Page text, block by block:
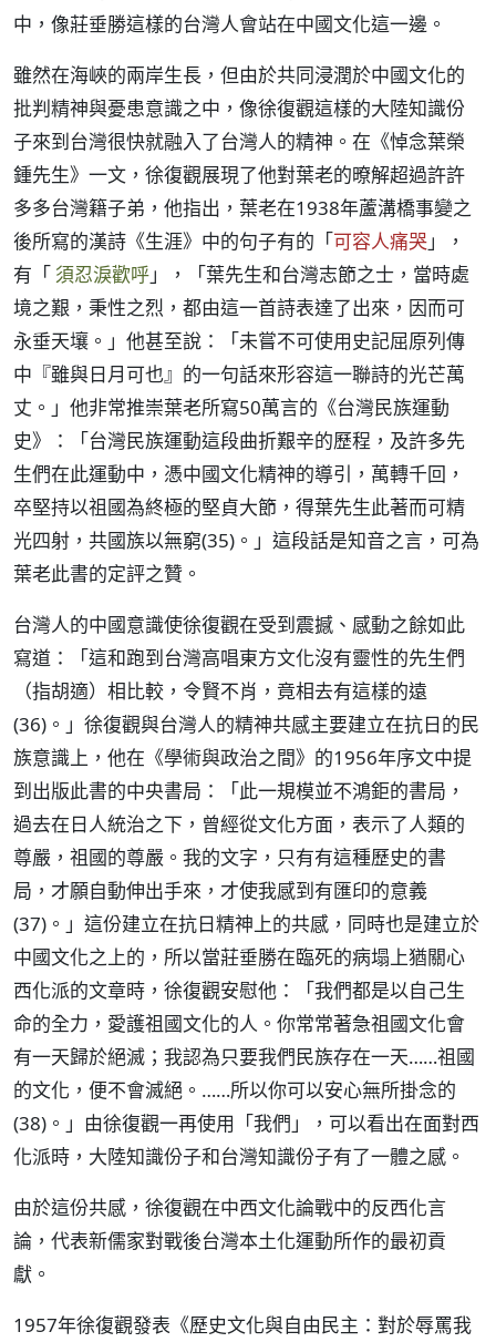
中，像莊垂勝這樣的台灣人會站在中國文化這一邊。
雖然在海峽的兩岸生長，但由於共同浸潤於中國文化的
批判精神與憂患意識之中，像徐復觀這樣的大陸知識份
子來到台灣很快就融入了台灣人的精神。在《悼念葉榮
鍾先生》一文，徐復觀展現了他對葉老的暸解超過許許
多多台灣籍子弟，他指出，葉老在1938年蘆溝橋事變之
後所寫的漢詩《生涯》中的句子有的「可容人痛哭」，
有「 須忍淚歡呼」，「葉先生和台灣志節之士，當時處
境之艱，秉性之烈，都由這一首詩表達了出來，因而可
永垂天壤。」他甚至說：「未嘗不可使用史記屈原列傳
中『雖與日月可也』的一句話來形容這一聯詩的光芒萬
丈。」他非常推崇葉老所寫50萬言的《台灣民族運動
史》：「台灣民族運動這段曲折艱辛的歷程，及許多先
生們在此運動中，憑中國文化精神的導引，萬轉千回，
卒堅持以祖國為終極的堅貞大節，得葉先生此著而可精
光四射，共國族以無窮(35)。」這段話是知音之言，可為
葉老此書的定評之贊。
台灣人的中國意識使徐復觀在受到震撼、感動之餘如此
寫道：「這和跑到台灣高唱東方文化沒有靈性的先生們
（指胡適）相比較，令賢不肖，竟相去有這樣的遠
(36)。」徐復觀與台灣人的精神共感主要建立在抗日的民
族意識上，他在《學術與政治之間》的1956年序文中提
到出版此書的中央書局：「此一規模並不鴻鉅的書局，
過去在日人統治之下，曾經從文化方面，表示了人類的
尊嚴，祖國的尊嚴。我的文字，只有有這種歷史的書
局，才願自動伸出手來，才使我感到有匯印的意義
(37)。」這份建立在抗日精神上的共感，同時也是建立於
中國文化之上的，所以當莊垂勝在臨死的病塌上猶關心
西化派的文章時，徐復觀安慰他：「我們都是以自己生
命的全力，愛護祖國文化的人。你常常著急祖國文化會
有一天歸於絕滅；我認為只要我們民族存在一天……祖國
的文化，便不會滅絕。……所以你可以安心無所掛念的
(38)。」由徐復觀一再使用「我們」，可以看出在面對西
化派時，大陸知識份子和台灣知識份子有了一體之感。
由於這份共感，徐復觀在中西文化論戰中的反西化言
論，代表新儒家對戰後台灣本土化運動所作的最初貢
獻。
1957年徐復觀發表《歷史文化與自由民主：對於辱罵我